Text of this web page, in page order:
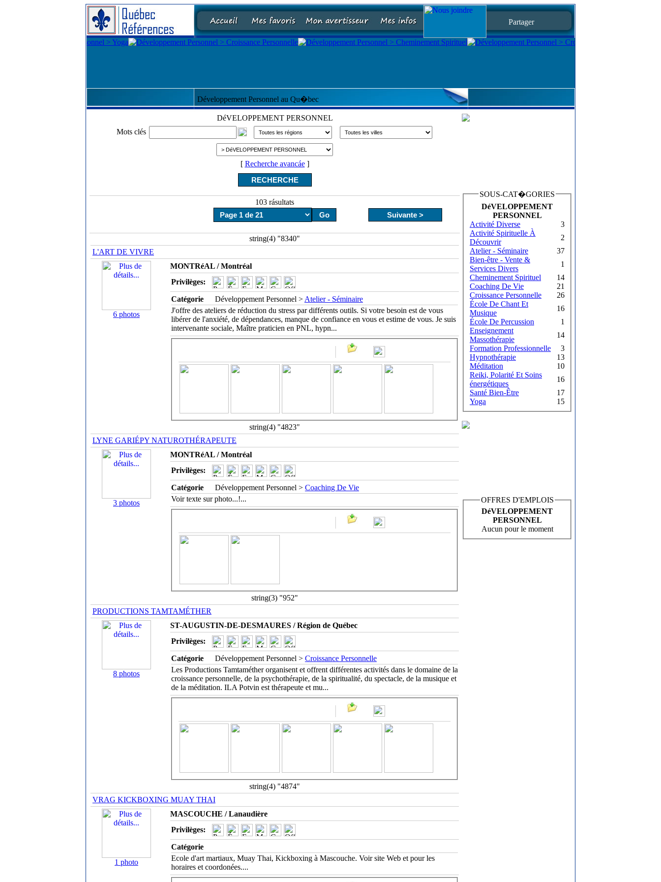
Partager
Développement Personnel au Qu�bec
DéVELOPPEMENT PERSONNEL
Mots clés
[ Recherche avancáe]
103 rásultats
string(4) "8340"
L'ART DE VIVRE
6 photos
MONTRéAL / Montréal
Privilèges:
Catégorie Développement Personnel > Atelier - Séminaire
J'offre des ateliers de réduction du stress par différents outils. Si votre besoin est de vous
libérer de l'anxiété, de dépendances, manque de confiance en vous et estime de vous. Je suis
intervenante sociale, Maître praticien en PNL, hypn...
string(4) "4823"
LYNE GARIÉPY NATUROTHÉRAPEUTE
3 photos
MONTRéAL / Montréal
Privilèges:
Catégorie Développement Personnel > Coaching De Vie
Voir texte sur photo...!...
string(3) "952"
PRODUCTIONS TAMTAMÉTHER
8 photos
ST-AUGUSTIN-DE-DESMAURES / Région de Québec
Privilèges:
Catégorie Développement Personnel > Croissance Personnelle
Les Productions Tamtaméther organisent et offrent différentes activités dans le domaine de la
croissance personnelle, de la psychothérapie, de la spiritualité, du spectacle, de la musique et
de la méditation. ILA Potvin est thérapeute et mu...
string(4) "4874"
VRAG KICKBOXING MUAY THAI
1 photo
MASCOUCHE / Lanaudière
Privilèges:
Catégorie
Ecole d'art martiaux, Muay Thai, Kickboxing à Mascouche. Voir site Web et pour les
horaires et coordonées....
SOUS-CAT�GORIES
DéVELOPPEMENT
PERSONNEL
Activité Diverse
3
Activité Spirituelle À
Découvrir
2
Atelier - Séminaire
37
Bien-être - Vente &
Services Divers
1
Cheminement Spirituel
14
Coaching De Vie
21
Croissance Personnelle
26
École De Chant Et
Musique
16
École De Percussion
1
Enseignement
Massothérapie
14
Formation Professionnelle
3
Hypnothérapie
13
Méditation
10
Reiki, Polarité Et Soins
énergétiques
16
Santé Bien-Être
17
Yoga
15
OFFRES D'EMPLOIS
DéVELOPPEMENT
PERSONNEL
Aucun pour le moment